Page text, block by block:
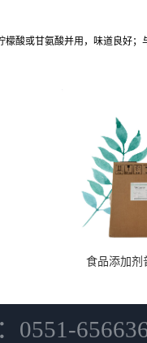
酸或甘氨酸并用，味道良好
食品添加剂
0551-